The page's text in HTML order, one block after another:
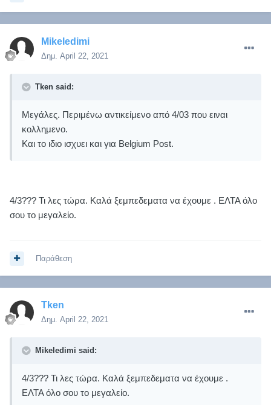
Mikeledimi
Δημ. April 22, 2021
Tken said:
Μεγάλες. Περιμένω αντικείμενο από 4/03 που ειναι
κολλημενο.
Και το ιδιο ισχυει και για Belgium Post.
4/3??? Τι λες τώρα. Καλά ξεμπεδεματα να έχουμε . ΕΛΤΑ όλο
σου το μεγαλείο.
Παράθεση
Tken
Δημ. April 22, 2021
Mikeledimi said:
4/3??? Τι λες τώρα. Καλά ξεμπεδεματα να έχουμε .
ΕΛΤΑ όλο σου το μεγαλείο.